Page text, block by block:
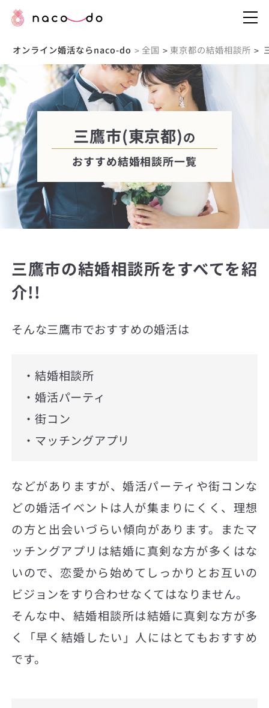
オンライン婚活ならnaco-do > 全国 > 東京都の結婚相談所 >
三鷹市(東京都)の
おすすめ結婚相談所一覧
三鷹市の結婚相談所をすべてを紹
介!!
そんな三鷹市でおすすめの婚活は
・結婚相談所
・婚活パーティ
・街コン
・マッチングアプリ
などがありますが、婚活パーティや街コンな
どの婚活イベントは人が集まりにくく、理想
の方と出会いづらい傾向があります。またマ
ッチングアプリは結婚に真剣な方が多くはな
いので、恋愛から始めてしっかりとお互いの
ビジョンをすり合わせなくてはなりません。
そんな中、結婚相談所は結婚に真剣な方が多
く「早く結婚したい」人にはとてもおすすめ
です。